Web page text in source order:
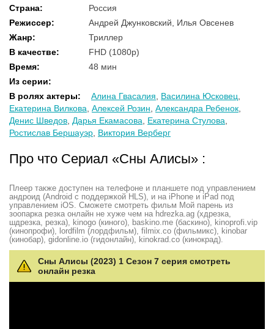
Страна:
Россия
Режиссер:
Андрей Джунковский, Илья Овсенев
Жанр:
Триллер
В качестве:
FHD (1080p)
Время:
48 мин
Из серии:
В ролях актеры: Алина Гвасалия Василина Юсковец
Екатерина Вилкова Алексей Розин Александра Ребенок
Денис Шведов Дарья Екамасова Екатерина Стулова
Ростислав Бершауэр Виктория Верберг
Про что Сериал «Сны Алисы» :
Плеер также доступен на телефоне и планшете под управлением
андроид (Android с поддержкой HLS), и на iPhone и iPad под
управлением iOS. Сможете смотреть фильм Мой парень из
зоопарка резка онлайн не хуже чем на hdrezka.ag (хдрезка,
шдрезка, резка), kinogo (киного), baskino.me (баскино), kinoprofi.vip
(кинопрофи), lordfilm (лордфильм), filmix.co (фильмикс), kinobar
(кинобар), gidonline.io (гидонлайн), kinokrad.сo (кинокрад).
Сны Алисы (2023) 1 Сезон 7 серия смотреть
онлайн резка